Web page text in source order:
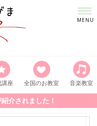
講座 全国のお教室 音楽教室
介されました！